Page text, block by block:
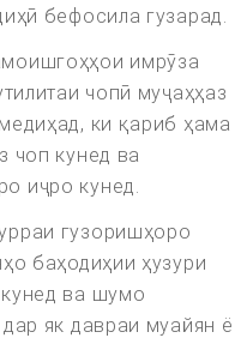
бефосила гузарад.
имрӯза
чопӣ муҷаҳҳаз
ки қариб ҳама
чоп кунед ва
иҷро кунед.
гузоришҳоро
баҳодиҳии ҳузури
ва шумо
як давраи муайян ё